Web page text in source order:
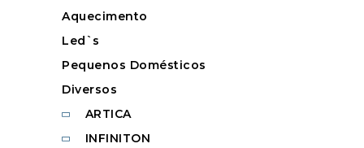
Aquecimento
Led`s
Pequenos Domésticos
Diversos
ARTICA
INFINITON